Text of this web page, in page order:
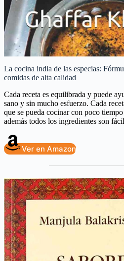
La cocina india de las especias:
comidas de alta calidad
Cada receta es equilibrada y puede
sano y sin mucho esfuerzo. Cada
que se pueda cocinar con poco
además todos los ingredientes son
Ver en Amazon